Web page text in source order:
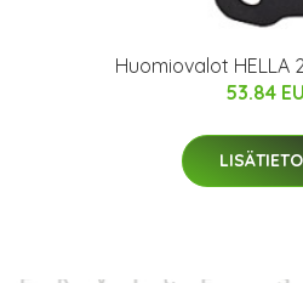
Huomiovalot HELLA
53.84